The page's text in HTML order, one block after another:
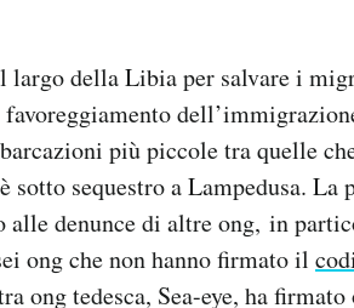
largo della Libia per salvare i
più piccole tra quelle
sequestro a Lampedusa. La
denunce di altre ong, in
ong che non hanno firmato il
ong tedesca, Sea-eye, ha